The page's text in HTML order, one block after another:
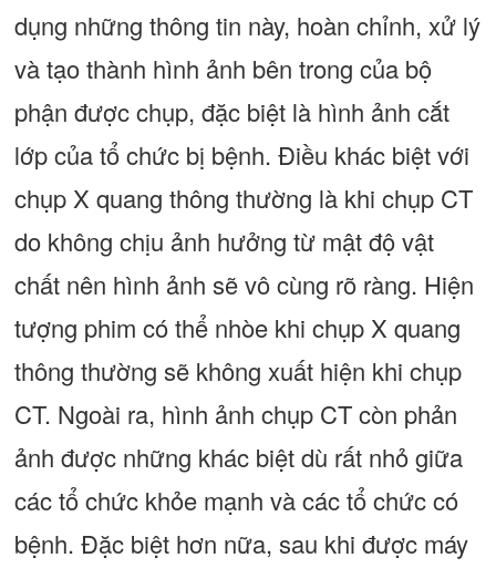
dụng những thông tin này, hoàn chỉnh, xử lý
và tạo thành hình ảnh bên trong của bộ
phận được chụp, đặc biệt là hình ảnh cắt
lớp của tổ chức bị bệnh. Điều khác biệt với
chụp X quang thông thường là khi chụp CT
do không chịu ảnh hưởng từ mật độ vật
chất nên hình ảnh sẽ vô cùng rõ ràng. Hiện
tượng phim có thể nhòe khi chụp X quang
thông thường sẽ không xuất hiện khi chụp
CT. Ngoài ra, hình ảnh chụp CT còn phản
ảnh được những khác biệt dù rất nhỏ giữa
các tổ chức khỏe mạnh và các tổ chức có
bệnh. Đặc biệt hơn nữa, sau khi được máy